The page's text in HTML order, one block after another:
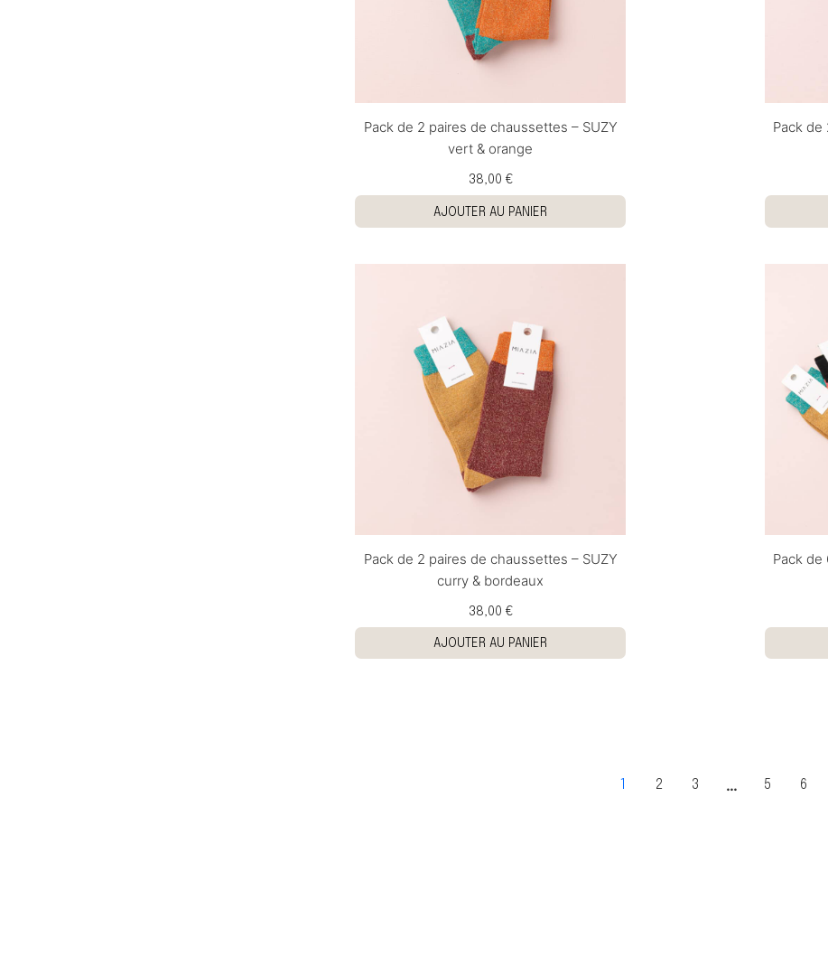
Pack de 2 paires de chaussettes – SUZY
vert & orange
38,00 €
AJOUTER AU PANIER
Pack de
Pack de 2 paires de chaussettes – SUZY
curry & bordeaux
38,00 €
AJOUTER AU PANIER
Pack de
1 2 3 … 5 6